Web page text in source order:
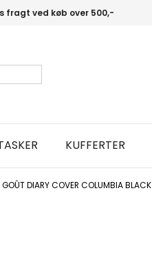
fragt ved køb over 500,-
KUFFERTER
GOÛT DIARY COVER COLUMBIA BLACK